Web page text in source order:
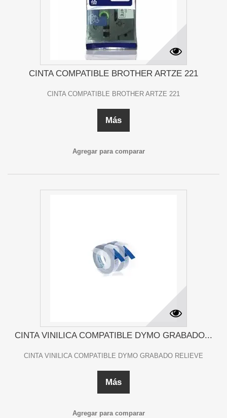
CINTA COMPATIBLE BROTHER ARTZE 221
CINTA COMPATIBLE BROTHER ARTZE 221
Más
Agregar para comparar
CINTA VINILICA COMPATIBLE DYMO GRABADO...
CINTA VINILICA COMPATIBLE DYMO GRABADO RELIEVE
Más
Agregar para comparar